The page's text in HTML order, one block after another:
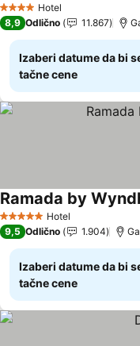
4 ZvezdiceHotel
8,9 Odlično 11.867
Izaberi datume da bi
tačne cene
5 ZvezdiceHotel
Ramada by
9,5 Odlično 1.904
Izaberi datume da bi
tačne cene